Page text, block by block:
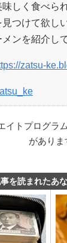
しく食べら
つけて欲し
ンを紹介し
zatsu-
イトプログラ
がありま
を読まれたあ